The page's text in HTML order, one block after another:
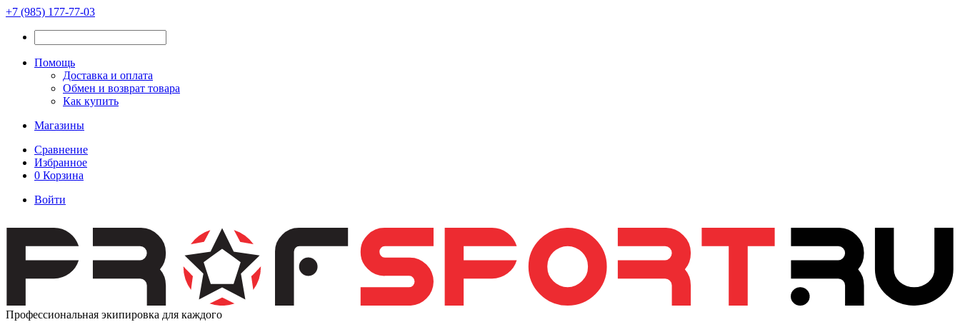
+7 (985) 177-77-03
Помощь
Доставка и оплата
Обмен и возврат товара
Как купить
Магазины
Сравнение
Избранное
0 Корзина
Войти
Профессиональная экипировка для каждого